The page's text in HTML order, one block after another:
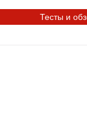
Тесты и